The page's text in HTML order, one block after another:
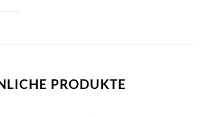
PRODUKTE